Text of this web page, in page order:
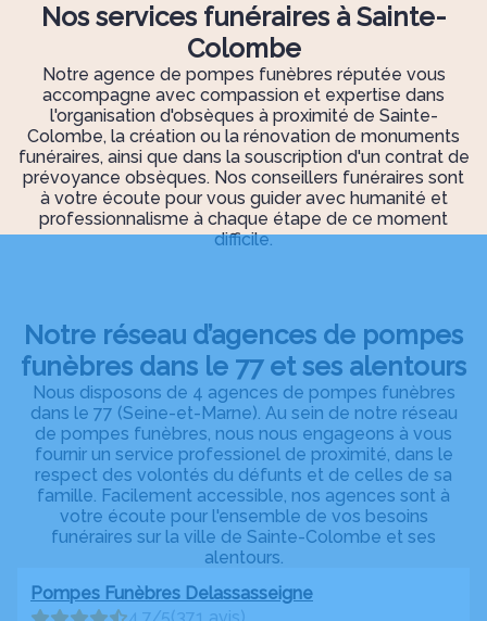
Nos services funéraires à Sainte-
Colombe
Notre agence de pompes funèbres réputée vous
accompagne avec compassion et expertise dans
l'organisation d'obsèques à proximité de Sainte-
Colombe, la création ou la rénovation de monuments
funéraires, ainsi que dans la souscription d'un contrat de
prévoyance obsèques. Nos conseillers funéraires sont
à votre écoute pour vous guider avec humanité et
professionnalisme à chaque étape de ce moment
difficile.
Notre réseau d’agences de pompes
funèbres dans le 77 et ses alentours
Nous disposons de 4 agences de pompes funèbres
dans le 77 (Seine-et-Marne). Au sein de notre réseau
de pompes funèbres, nous nous engageons à vous
fournir un service professionel de proximité, dans le
respect des volontés du défunts et de celles de sa
famille. Facilement accessible, nos agences sont à
votre écoute pour l'ensemble de vos besoins
funéraires sur la ville de Sainte-Colombe et ses
alentours.
Pompes Funèbres Delassasseigne